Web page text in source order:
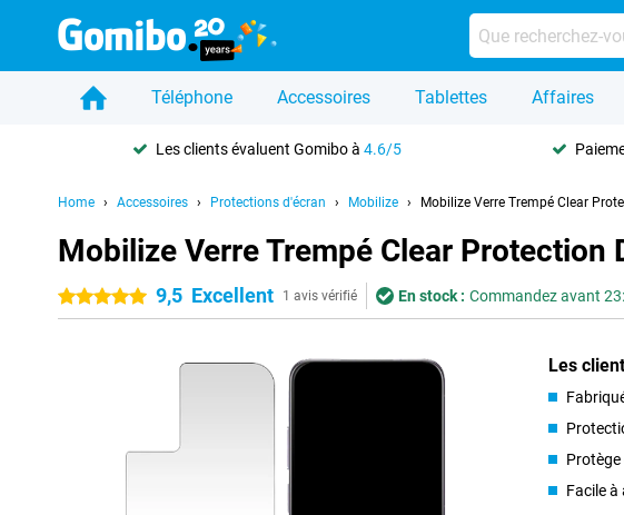
Téléphone Accessoires Tablettes Affaires
Les clients évaluent Gomibo à4.6/5
Home Accessoires Protections d'écran Mobilize Mobilize Verre Trempé Clear
Mobilize Verre Trempé Clear Protection
5 étoiles9,5 Excellent 1 avis vérifié En stock : Commandez avant
Les
Facile à